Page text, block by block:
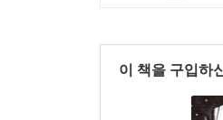
이 책을 구입하